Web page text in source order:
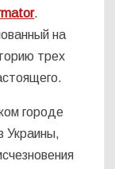
.
на
трех
городе
Украины,